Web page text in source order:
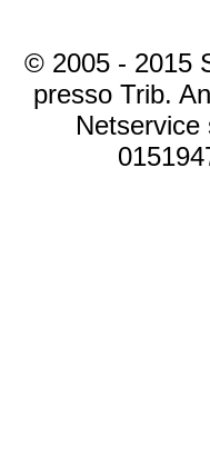
© 2005 - 2015
presso Trib.
Netservice